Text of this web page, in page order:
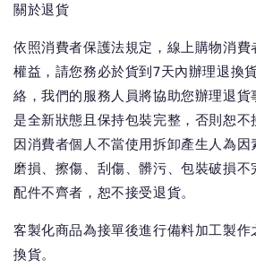
關於退貨
依照消費者保護法規定，線上購物消費
權益，請您務必於貨到7天內辦理退換
絡，我們的服務人員將協助您辦理退
是全新狀態且保持包裝完整，否則恕不
因消費者個人不當使用拆卸產生人為因
磨損、擦傷、刮傷、髒污、包裝破損不
配件不齊者，恕不接受退貨。
客製化商品為接單後進行備料加工製作
換貨。